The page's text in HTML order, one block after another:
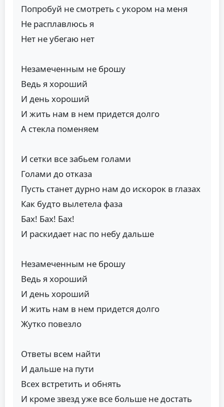
Попробуй не смотреть с укором на меня
Не расплавлюсь я
Нет не убегаю нет
Незамеченным не брошу
Ведь я хороший
И день хороший
И жить нам в нем придется долго
А стекла поменяем
И сетки все забьем голами
Голами до отказа
Пусть станет дурно нам до искорок в глазах
Как будто вылетела фаза
Бах! Бах! Бах!
И раскидает нас по небу дальше
Незамеченным не брошу
Ведь я хороший
И день хороший
И жить нам в нем придется долго
Жутко повезло
Ответы всем найти
И дальше на пути
Всех встретить и обнять
И кроме звезд уже все больше не достать